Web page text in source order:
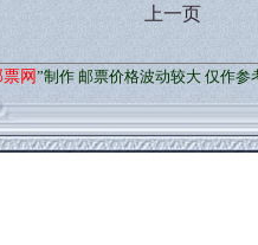
上一页
网”制作 邮票价格波动较大 仅作参